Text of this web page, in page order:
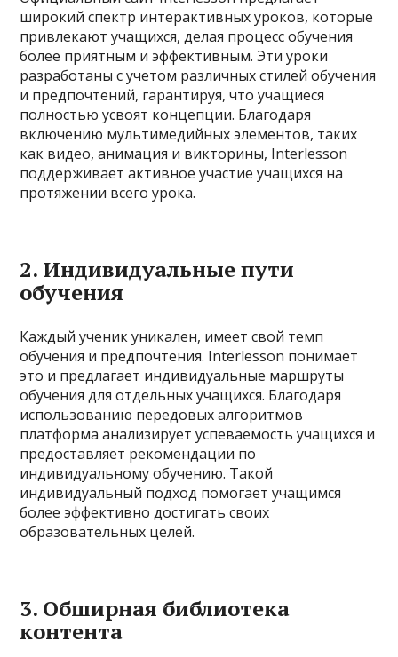
широкий спектр интерактивных уроков, которые
привлекают учащихся, делая процесс обучения
более приятным и эффективным. Эти уроки
разработаны с учетом различных стилей обучения
и предпочтений, гарантируя, что учащиеся
полностью усвоят концепции. Благодаря
включению мультимедийных элементов, таких
как видео, анимация и викторины, Interlesson
поддерживает активное участие учащихся на
протяжении всего урока.
2. Индивидуальные пути
обучения
Каждый ученик уникален, имеет свой темп
обучения и предпочтения. Interlesson понимает
это и предлагает индивидуальные маршруты
обучения для отдельных учащихся. Благодаря
использованию передовых алгоритмов
платформа анализирует успеваемость учащихся и
предоставляет рекомендации по
индивидуальному обучению. Такой
индивидуальный подход помогает учащимся
более эффективно достигать своих
образовательных целей.
3. Обширная библиотека
контента